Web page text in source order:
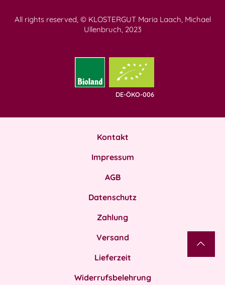
All rights reserved, © KLOSTERGUT Maria Laach, Michael
Ullenbruch, 2023
DE-ÖKO-006
Kontakt
Impressum
AGB
Datenschutz
Zahlung
Versand
Lieferzeit
Widerrufsbelehrung